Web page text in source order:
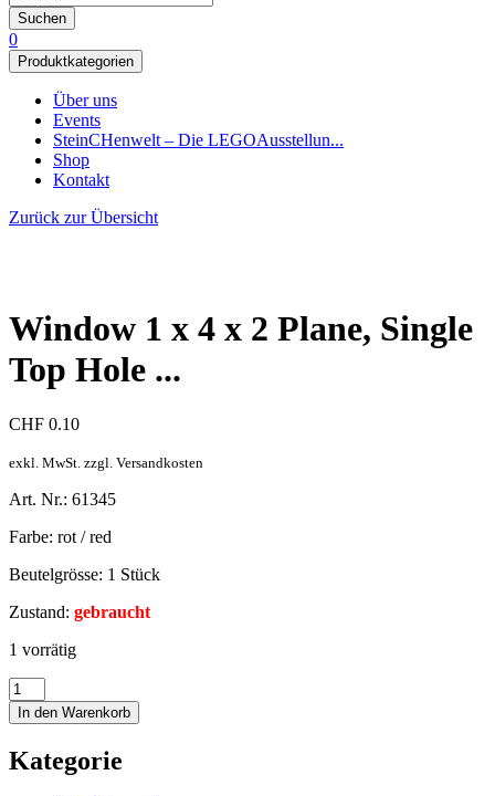
Suchen
0
Produktkategorien
Über uns
Events
SteinCHenwelt – Die LEGOAusstellun...
Shop
Kontakt
Zurück zur Übersicht
Window 1 x 4 x 2 Plane, Single
Top Hole ...
CHF 0.10
exkl. MwSt. zzgl. Versandkosten
Art. Nr.: 61345
Farbe: rot / red
Beutelgrösse: 1 Stück
Zustand: gebraucht
1 vorrätig
In den Warenkorb
Kategorie